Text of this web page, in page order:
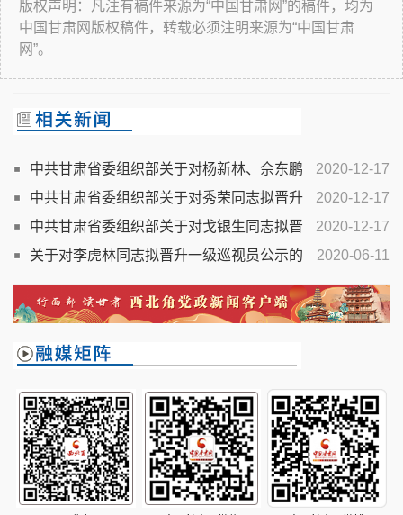
版权声明：凡注有稿件来源为“中国甘肃网”的稿件，均为
中国甘肃网版权稿件，转载必须注明来源为“中国甘肃
网”。
2020-12-17
中共甘肃省委组织部关于对杨新林、佘东鹏
同志拟晋升一级巡视员公示的公告
2020-12-17
中共甘肃省委组织部关于对秀荣同志拟晋升
一级巡视员公示的公告
2020-12-17
中共甘肃省委组织部关于对戈银生同志拟晋
升一级巡视员公示的公告
2020-06-11
关于对李虎林同志拟晋升一级巡视员公示的
公告